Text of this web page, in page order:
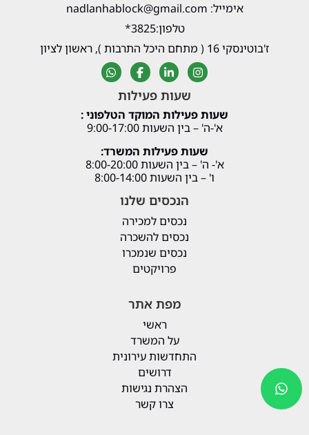
מפת אתר
ראשי
על המשרד
התחדשות עירונית
דרושים
הצהרת נגישות
צרו קשר
הנכסים שלנו
נכסים למכירה
נכסים להשכרה
נכסים שנמכרו
פרויקטים
שעות פעילות
שעות פעילות המוקד הטלפוני :
א'-ה' – בין השעות 9:00-17:00
שעות פעילות המשרד:
א'- ה' – בין השעות 8:00-20:00
ו' – בין השעות 8:00-14:00
אימייל: nadlanhablock@gmail.com
טלפון:3825*
ז'בוטינסקי 16 ( מתחם היכל התרבות ), ראשון לציון